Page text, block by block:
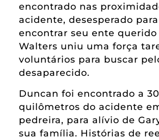
encontrado nas
acidente, desesperado para
encontrar seu ente querido
Walters uniu uma força
voluntários para buscar
desaparecido.
Duncan foi encontrado a
quilômetros do acidente
pedreira, para alívio de
sua família. Histórias de